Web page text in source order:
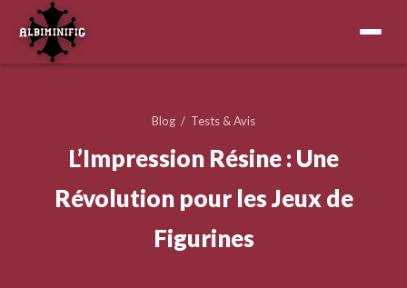
Blog / Tests & Avis
L’Impression Résine : Une
Révolution pour les Jeux de
Figurines